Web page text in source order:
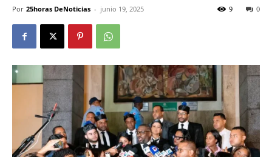
Por 25horas DeNoticias - junio 19, 2025 0
9